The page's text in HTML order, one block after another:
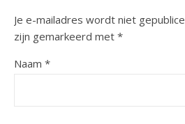
Je e-mailadres wordt niet
zijn gemarkeerd met *
Naam *